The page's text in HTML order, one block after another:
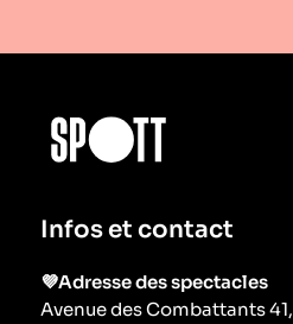
Infos et contact
💜Adresse des spectacles
Avenue des Combattants 41,